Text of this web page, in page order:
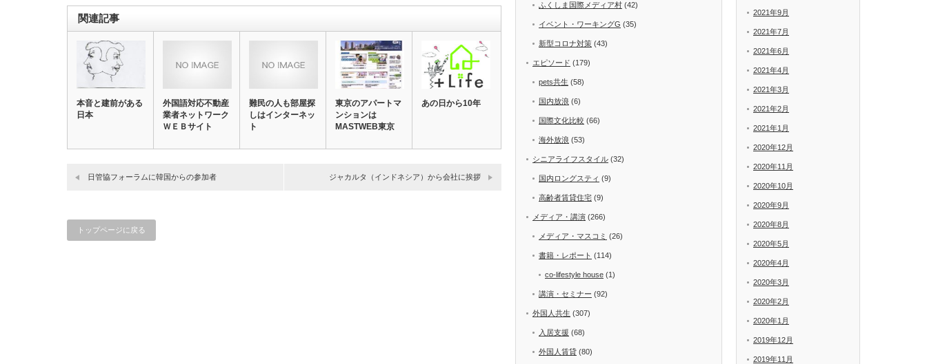
関連記事
本音と建前がある
日本
外国語対応不動産
業者ネットワーク
ＷＥＢサイト
難民の人も部屋探
しはインターネッ
ト
東京のアパートマ
ンションは
MASTWEB東京
あの日から10年
日管協フォーラムに韓国からの参加者 ジャカルタ（インドネシア）から会社に挨拶
トップページに戻る
ふくしま国際メディア村 (42)
イベント・ワーキングG (35)
新型コロナ対策 (43)
エピソード (179)
pets共生 (58)
国内放浪 (6)
国際文化比較 (66)
海外放浪 (53)
シニアライフスタイル (32)
国内ロングスティ (9)
高齢者賃貸住宅 (9)
メディア・講演 (266)
メディア・マスコミ (26)
書籍・レポート (114)
co-lifestyle house (1)
講演・セミナー (92)
外国人共生 (307)
入居支援 (68)
外国人賃貸 (80)
2021年9月
2021年7月
2021年6月
2021年4月
2021年3月
2021年2月
2021年1月
2020年12月
2020年11月
2020年10月
2020年9月
2020年8月
2020年5月
2020年4月
2020年3月
2020年2月
2020年1月
2019年12月
2019年11月